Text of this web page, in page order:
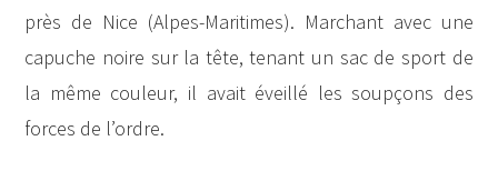
près de Nice (Alpes-Maritimes). Marchant avec une
capuche noire sur la tête, tenant un sac de sport de
la même couleur, il avait éveillé les soupçons des
forces de l’ordre.